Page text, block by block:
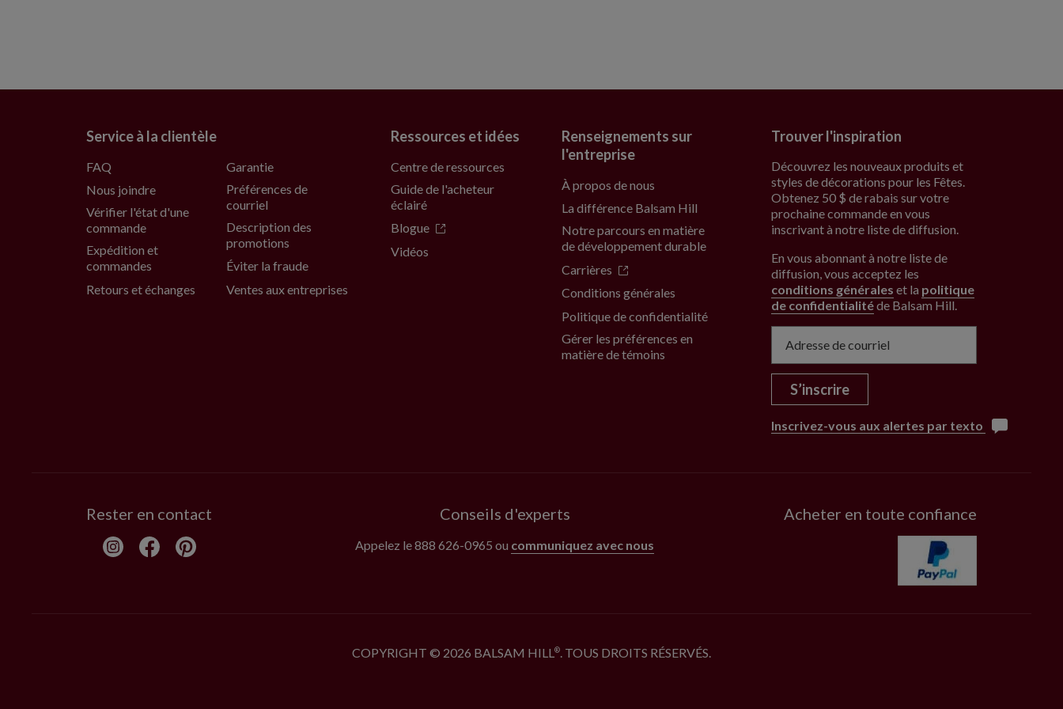
Service à la clientèle
FAQ
Nous joindre
Vérifier l'état d'une
commande
Expédition et
commandes
Retours et échanges
Garantie
Préférences de
courriel
Description des
promotions
Éviter la fraude
Ventes aux entreprises
Ressources et idées
Centre de ressources
Guide de l'acheteur
éclairé
Blogue
Vidéos
Renseignements sur
l'entreprise
À propos de nous
La différence Balsam Hill
Notre parcours en matière
de développement durable
Carrières
Conditions générales
Politique de confidentialité
Gérer les préférences en
matière de témoins
Trouver l'inspiration
Découvrez les nouveaux produits et
styles de décorations pour les Fêtes.
Obtenez 50 $ de rabais sur votre
prochaine commande en vous
inscrivant à notre liste de diffusion.
En vous abonnant à notre liste de
diffusion, vous acceptez les
conditions générales et la politique
de confidentialitéde Balsam Hill
S’inscrire
Inscrivez-vous aux alertes par texto
Rester en contact Conseils d'experts
Appelez le888 626-0965 ou communiquez avec nous
Acheter en toute confiance
COPYRIGHT © 2026 BALSAM HILL®. TOUS DROITS RÉSERVÉS.